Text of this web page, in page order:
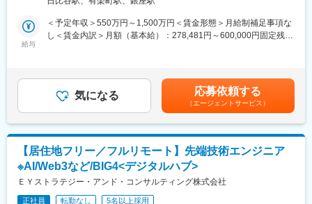
オフィス出社日は、研修や定例ミーティングを通した情報交換
や、担当パートナーとの対面による関係構築の場になっていま
・さまざまな理由で社会復帰を諦めていた方も、在宅勤務という
働き方により、今の場所のまま家庭と仕事を両立し、築きあげて
きたキャリアを生かしていただくことが可能です。
・お子様の事情などで急に休んだ時でも、別の在宅秘書の方がし
っかりその日の業務を引き継いでくれる万全のバックアップ体制
があります。
・同僚に感謝の声を届けるピアボーナスシステム「ARIGATO Now
Point」や定期的なフィードバックの機会などを通じて、普段の頑
張りへの評価をもらいながら、モチベーションの維持・向上が可
能です。
■業務概要：当社が提供する業務ソリューションやプロダクト財務
会計、製造管理、顧客管理、マーケティング、データ分析等の要
件定義・設計・開発・テスト・導入に係る業務をお任せします。
計、開発・Configuration、各種テストの計画・実行、システムデ
ータ業務移行の計画・実行、デプロイ・導入、保守サポートの全
◎ソリューション系エンジニア
・Webアプリエンジニア
・ローコード／ノーコード開発エンジニア
・クラウド基盤（Azure等主要PaaS／SaaS基盤エンジニア）
・MicrosoftDynamics等CRM関連ソリューションエンジニア
給与
＜予定年収＞550万円～1,500万円＜賃金形態＞月給制補足事項な
し＜賃金内訳＞月額（基本給）：278,481円～600,000円固定残業
給与補足＞※経験、能力、前職給与等を踏まえて決定し、詳細は面
談の上、同法人規定により決定します。■昇給：年1回（10月）■
賞与：年１回賃金はあくまでも目安の金額であり、選考を通じて
上下する可能性があります。月給(月額)は固定手当を含めた表記で
す。
気になる 応募依頼する
（エージェントサービス）
【居住地フリー／フルリモート】先端技術エンジニア
※AI/Web3など/BIG4<デジタルハブ>
ＥＹストラテジー・アンド・コンサルティング株式会社
正社員 転勤なし 5名以上採用